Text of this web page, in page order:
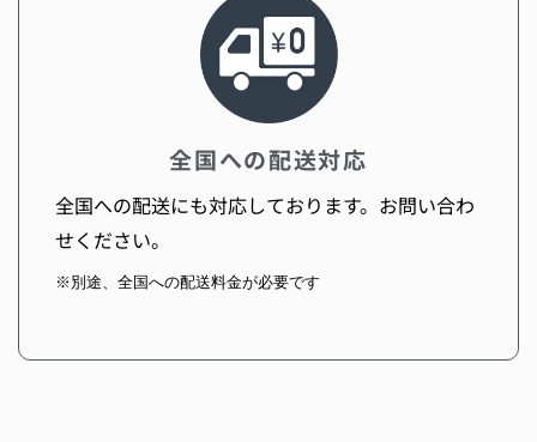
全国への配送対応
全国への配送にも対応しております。お問い合わ
せください。
※別途、全国への配送料金が必要です